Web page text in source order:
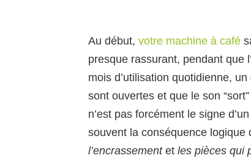
Au début, votre machine à café
presque rassurant, pendant que
mois d’utilisation quotidienne,
sont ouvertes et que le son
n’est pas forcément le signe
souvent la conséquence logique
l’encrassementet les pièces qui